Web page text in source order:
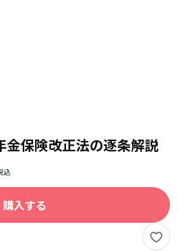
金保険改正法の逐条解説
購入する